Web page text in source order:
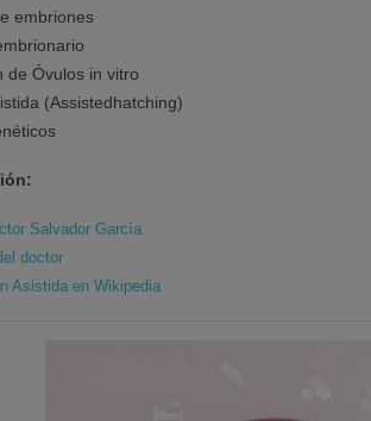
embriones
de Óvulos in vitro
(Assistedhatching)
Salvador García
doctor
Asistida en Wikipedia